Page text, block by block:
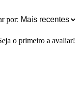
por:
o primeiro a avaliar!